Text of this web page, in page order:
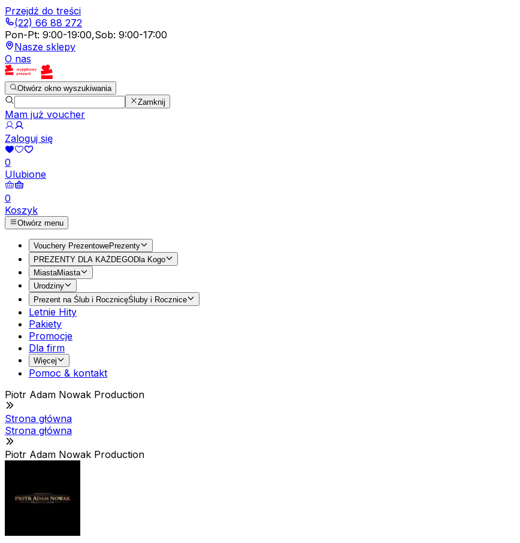
Przejdź do treści
(22) 66 88 272
Pon-Pt: 9:00-19:00,Sob: 9:00-17:00
Nasze sklepy
O nas
Otwórz okno wyszukiwania
Zamknij
Mam już voucher
Zaloguj się
0
Ulubione
0
Koszyk
Otwórz menu
Vouchery PrezentowePrezenty
PREZENTY DLA KAŻDEGODla Kogo
MiastaMiasta
Urodziny
Prezent na Ślub i RocznicęŚluby i Rocznice
Letnie Hity
Pakiety
Promocje
Dla firm
Więcej
Pomoc & kontakt
Piotr Adam Nowak Production
Strona główna
Strona główna
Piotr Adam Nowak Production